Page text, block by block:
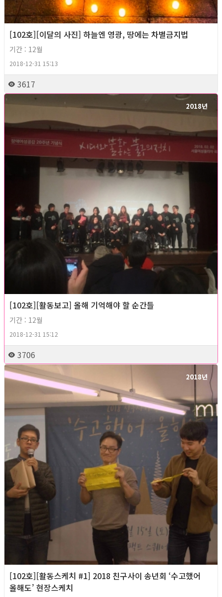
[102호][이달의 사진] 하늘엔 영광, 땅에는 차별금지법
기간 : 12월
2018-12-31 15:13
3617
2018년
[102호][활동보고] 올해 기억해야 할 순간들
기간 : 12월
2018-12-31 15:12
3706
2018년
[102호][활동스케치 #1] 2018 친구사이 송년회 ‘수고했어
올해도’ 현장스케치